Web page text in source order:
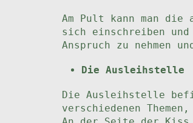
Am Pult kann man die
sich einschreiben
Anspruch zu nehmen
Die Ausleihstelle
Die Ausleihstelle
verschiedenen